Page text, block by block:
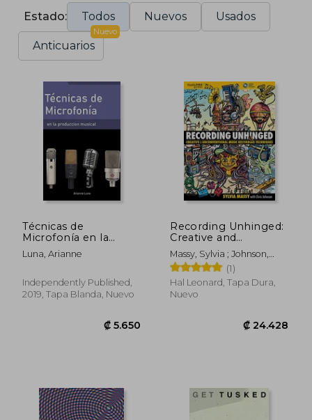
Estado: Todos Nuevos Usados
Anticuarios
Nuevo
Técnicas de
Microfonía en la
Producción Musical
Luna, Arianne
Independently Published,
2019, Tapa Blanda, Nuevo
Recording Unhinged:
Creative and
Unconventional
Music Recording
Techniques Bk/online
media (Music Pro
Guides) (en Inglés)
Massy, Sylvia ; Johnson,
Chris
(1)
Hal Leonard, Tapa Dura,
Nuevo